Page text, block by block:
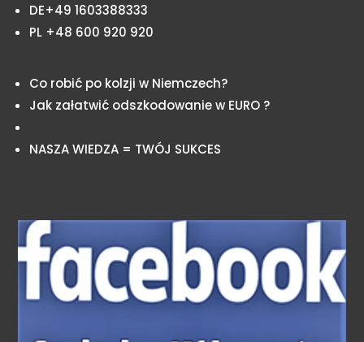
DE+49 1603388333
PL +48 600 920 920
Co robić po kolzji w Niemczech?
Jak załatwić odszkodowanie w EURO ?
NASZA WIEDZA = TWÓJ SUKCES